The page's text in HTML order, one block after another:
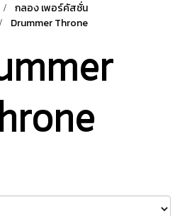
กลอง เพอร์คัสชั่น
Drummer Throne